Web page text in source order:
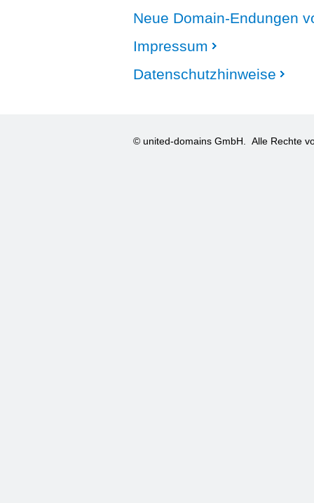
Neue Domain-Endungen
Impressum
Datenschutzhinweise
© united-domains GmbH. Alle Rechte